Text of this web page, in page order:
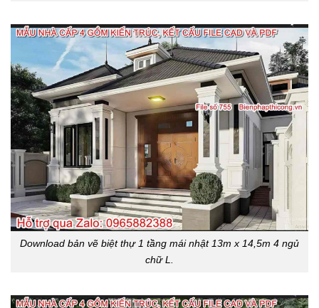
Download bản vẽ biệt thự 1 tầng mái nhật 13m x 14,5m 4 ngủ
chữ L.